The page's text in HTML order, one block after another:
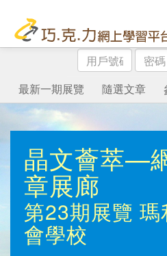
用
戶
號
碼
密
碼
最新一期展覽
隨選文章
晶文薈萃—
章展廊
第23期展覽 瑪
會學校